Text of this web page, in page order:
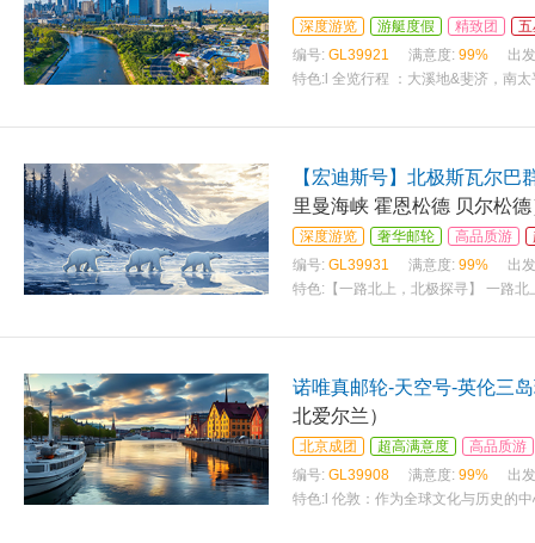
深度游览 游艇度假 精致团
编号: GL39921 满意度: 99%
出
特色: l 全览行程 ：大溪地&斐济，南
【宏迪斯号】北极斯瓦尔巴
里曼海峡 霍恩松德 贝尔松德
深度游览 奢华邮轮 高品质游
编号: GL39931 满意度: 99%
出
特色: 【一路北上，北极探寻】 一路
诺唯真邮轮-天空号-英伦三
北爱尔兰）
北京成团 超高满意度
高品质游
编号: GL39908 满意度: 99%
出
特色: l 伦敦：作为全球文化与历史的